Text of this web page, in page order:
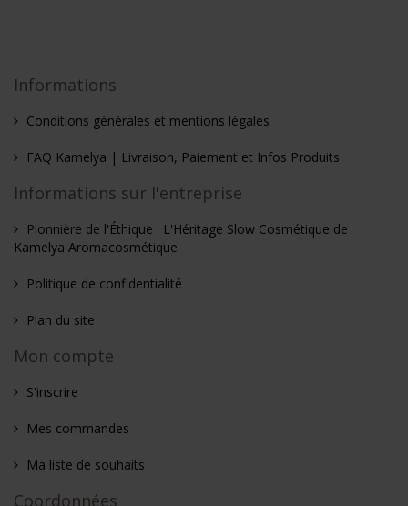
Informations
Conditions générales et mentions légales
FAQ Kamelya | Livraison, Paiement et Infos Produits
Informations sur l'entreprise
Pionnière de l'Éthique : L'Héritage Slow Cosmétique de
Kamelya Aromacosmétique
Politique de confidentialité
Plan du site
Mon compte
S'inscrire
Mes commandes
Ma liste de souhaits
Coordonnées